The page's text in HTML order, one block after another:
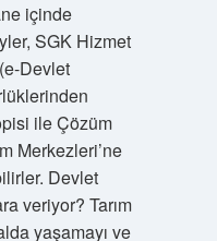
içinde
SGK Hizmet
Devlet
ile Çözüm
Merkezleri’ne
Devlet
veriyor? Tarım
yaşamayı ve